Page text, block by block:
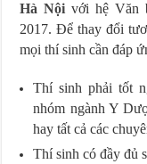
Hà Nội với hệ Văn
2017. Để thay đổi
mọi thí sinh cần đáp
Thí sinh phải tốt
nhóm ngành Y
hay tất cả các
Thí sinh có đầy đủ